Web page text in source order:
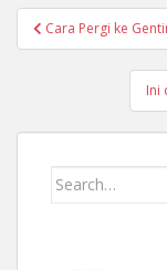
Post
navigation
Cara Pergi ke
Ini
Search